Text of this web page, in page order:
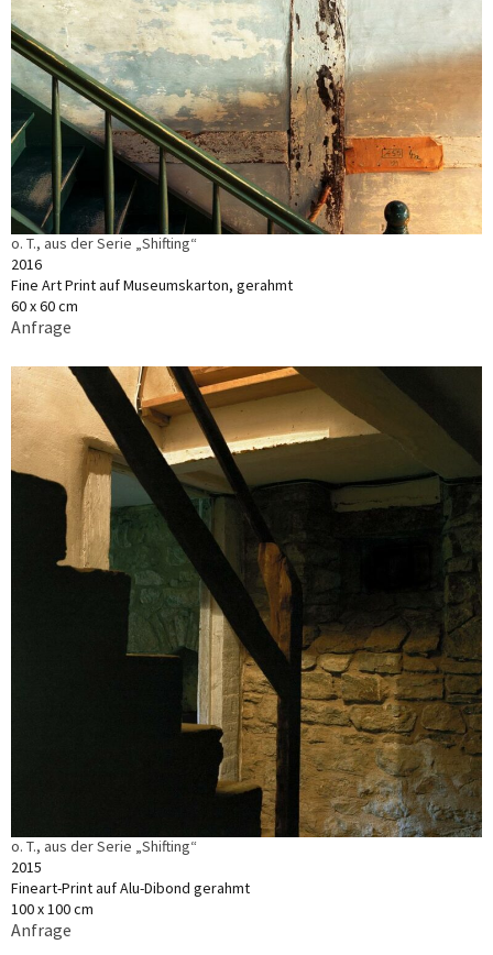
o. T., aus der Serie „Shifting“
2016
Fine Art Print auf Museumskarton, gerahmt
60 x 60 cm
Anfrage
o. T., aus der Serie „Shifting“
2015
Fineart-Print auf Alu-Dibond gerahmt
100 x 100 cm
Anfrage